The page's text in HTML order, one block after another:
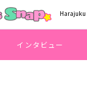
Harajuku
インタビュー